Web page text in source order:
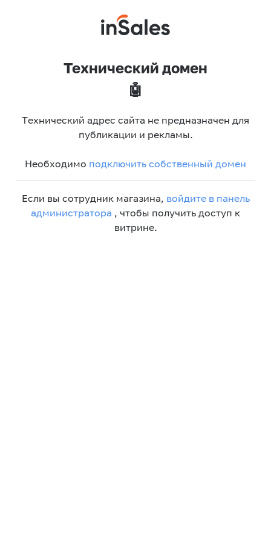
Технический домен
🤖
Технический адрес сайта не предназначен для
публикации и рекламы.
Необходимо подключить собственный домен
Если вы сотрудник магазина, войдите в панель
администратора , чтобы получить доступ к
витрине.